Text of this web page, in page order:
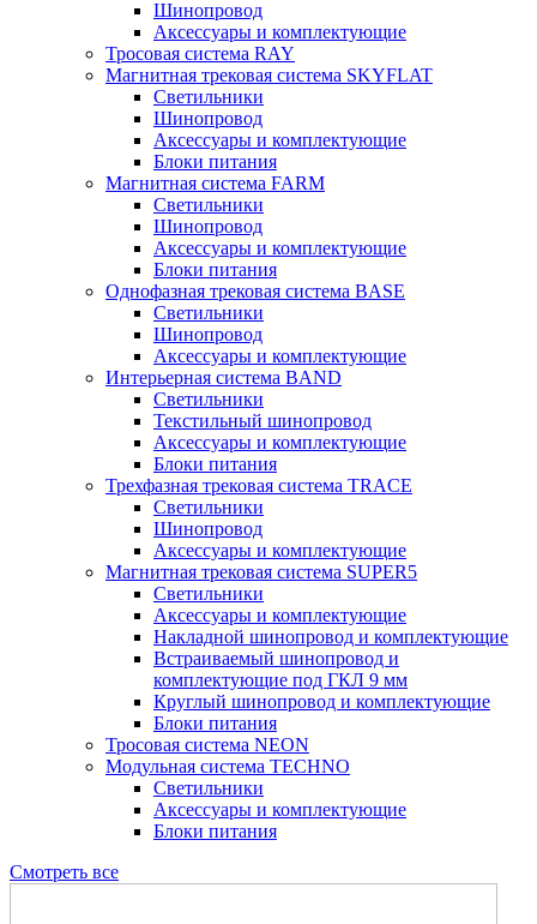
Шинопровод
Аксессуары и комплектующие
Тросовая система RAY
Магнитная трековая система SKYFLAT
Светильники
Шинопровод
Аксессуары и комплектующие
Блоки питания
Магнитная система FARM
Светильники
Шинопровод
Аксессуары и комплектующие
Блоки питания
Однофазная трековая система BASE
Светильники
Шинопровод
Аксессуары и комплектующие
Интерьерная система BAND
Светильники
Текстильный шинопровод
Аксессуары и комплектующие
Блоки питания
Трехфазная трековая система TRACE
Светильники
Шинопровод
Аксессуары и комплектующие
Магнитная трековая система SUPER5
Светильники
Аксессуары и комплектующие
Накладной шинопровод и комплектующие
Встраиваемый шинопровод и
комплектующие под ГКЛ 9 мм
Круглый шинопровод и комплектующие
Блоки питания
Тросовая система NEON
Модульная система TECHNO
Светильники
Аксессуары и комплектующие
Блоки питания
Смотреть все